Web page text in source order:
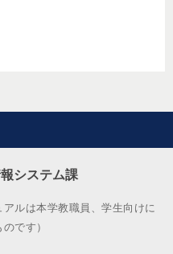
システム課
アルは本学教職員、学生向けに
です）